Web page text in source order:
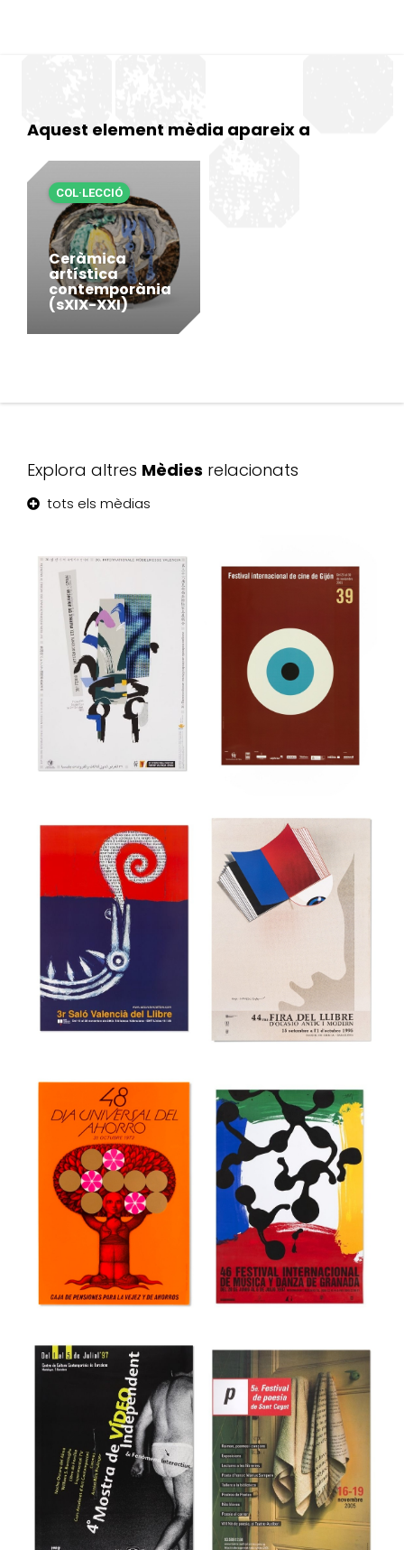
Aquest element mèdia apareix a
Ceràmica
artística
contemporània
(sXIX-XXI)
COL·LECCIÓ
Explora altres Mèdies relacionats
tots els mèdias
36a Feria
Internacional del
Mueble de
Valencia
Museu del Disseny de Barcelona
39 Festival
internacional de
cine de Gijón
Museu del Disseny de Barcelona
3r Saló Valencià
del Llibre
Museu del Disseny de Barcelona
44 Fira del Llibre
d’ocasió antic i
modern
Museu del Disseny de Barcelona
48 Día Universal
del Ahorro
46e Festival
Internacional de
Música y Danza
de Granada